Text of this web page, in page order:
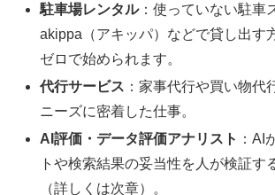
駐車場レンタル：使っていない駐車
akippa（アキッパ）などで貸し出す
ゼロで始められます。
代行サービス ：家事代行や買い物代
ニーズに密着した仕事。
AI評価・データ評価アナリスト ：AI
トや検索結果の妥当性を人が検証す
（詳しくは次章）。